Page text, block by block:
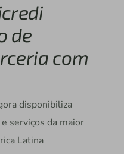
de
com
disponibiliza
serviços da maior
Latina